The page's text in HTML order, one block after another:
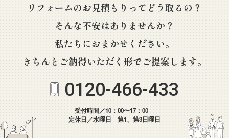
「リフォームのお見積もりってどう取るの？」
そんな不安はありませんか？
私たちにおまかせください。
きちんとご納得いただく形でご提案します。
0120-466-433
受付時間／10：00〜17：00
定休日／水曜日 第1、第3日曜日